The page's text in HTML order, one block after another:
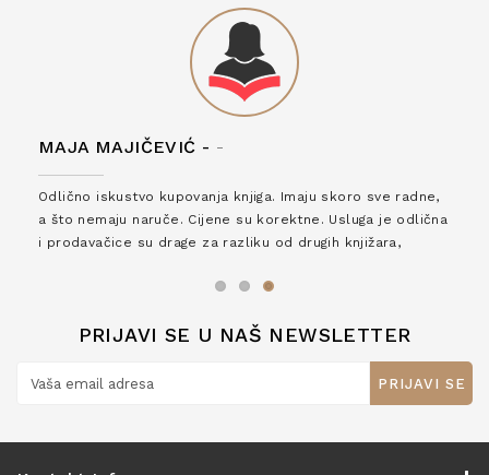
MAJA MAJIČEVIĆ - -
Odlično iskustvo kupovanja knjiga. Imaju skoro sve radne,
a što nemaju naruče. Cijene su korektne. Usluga je odlična
i prodavačice su drage za razliku od drugih knjižara,
PRIJAVI SE U NAŠ NEWSLETTER
PRIJAVI SE